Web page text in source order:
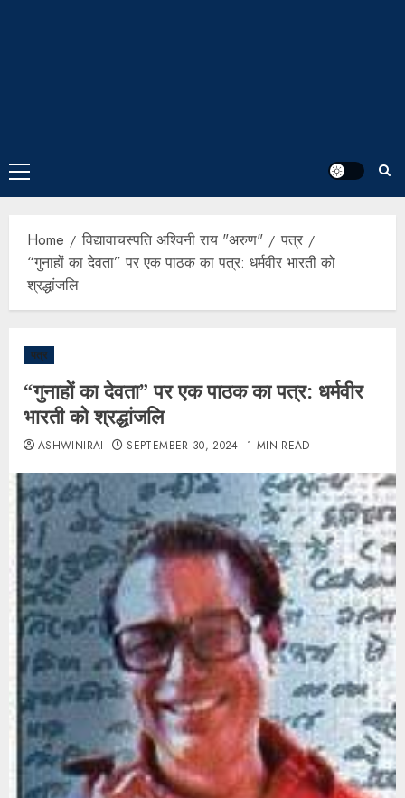
Home विद्यावाचस्पति अश्विनी राय "अरुण"
पत्र
“गुनाहों का देवता” पर एक पाठक का पत्र: धर्मवीर भारती को
श्रद्धांजलि
पत्र
“गुनाहों का देवता” पर एक पाठक का पत्र: धर्मवीर
भारती को श्रद्धांजलि
ASHWINIRAI SEPTEMBER 30, 2024 1 MIN READ